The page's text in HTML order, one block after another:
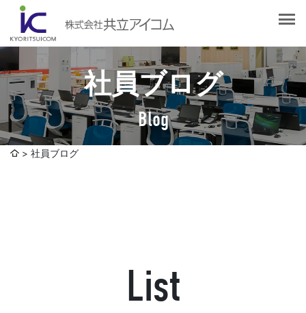
社員ブログ
Blog
会社概要
社長挨拶
企業理念
沿革
認証取得
選ばれる理由
サービス紹介
Web制作・ホームページ制作
採用情報
社員ブログ
List